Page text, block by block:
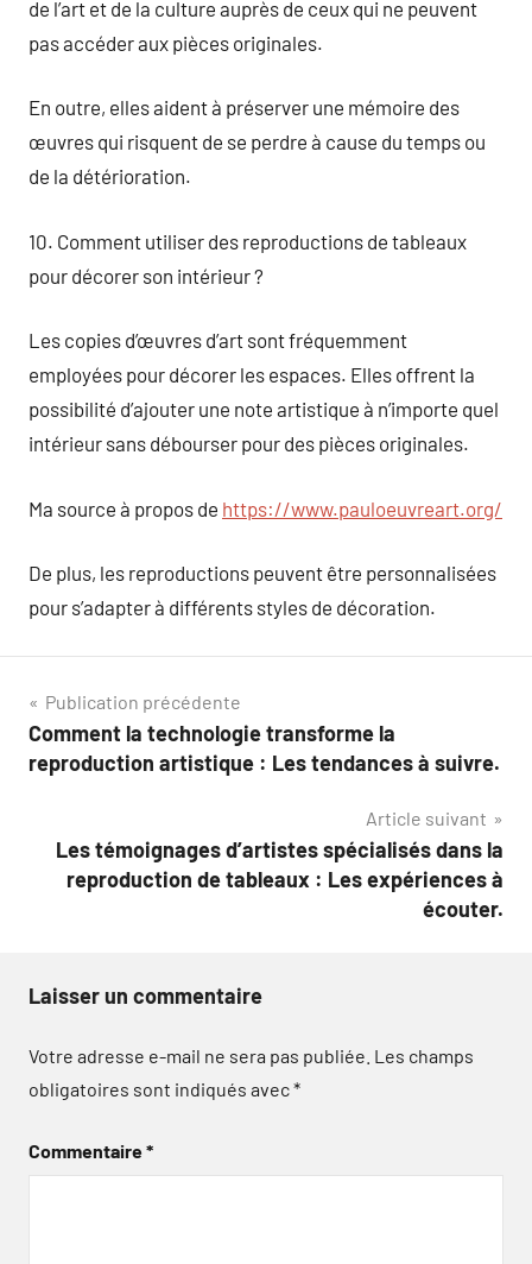
de l’art et de la culture auprès de ceux qui ne peuvent
pas accéder aux pièces originales.
En outre, elles aident à préserver une mémoire des
œuvres qui risquent de se perdre à cause du temps ou
de la détérioration.
10. Comment utiliser des reproductions de tableaux
pour décorer son intérieur ?
Les copies d’œuvres d’art sont fréquemment
employées pour décorer les espaces. Elles offrent la
possibilité d’ajouter une note artistique à n’importe quel
intérieur sans débourser pour des pièces originales.
Ma source à propos de https://www.pauloeuvreart.org/
De plus, les reproductions peuvent être personnalisées
pour s’adapter à différents styles de décoration.
Navigation
de
Publication précédente
Comment la technologie transforme la
reproduction artistique : Les tendances à suivre.
Article suivant
Les témoignages d’artistes spécialisés dans la
reproduction de tableaux : Les expériences à
écouter.
Laisser un commentaire
Votre adresse e-mail ne sera pas publiée. Les champs
obligatoires sont indiqués avec*
Commentaire*